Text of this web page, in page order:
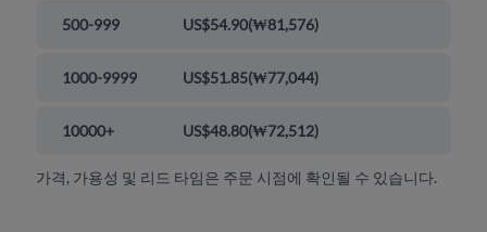
500-999 US$54.90(₩81,576)
1000-9999 US$51.85(₩77,044)
10000+ US$48.80(₩72,512)
가격, 가용성 및 리드 타임은 주문 시점에 확인될 수 있습니다.